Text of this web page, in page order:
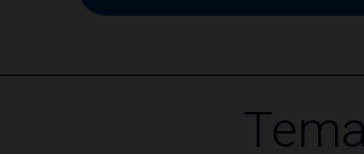
kierunku nowoczesnego,
Redakcja zastrzega sobie prawo
nadesłanych materiałów.